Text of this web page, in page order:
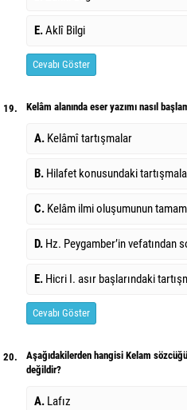
E.Aklî Bilgi
Cevabı Göster
19. Kelâm alanında eser yazımı nasıl
A. Kelâmî tartışmalar
B. Hilafet konusundaki
C. Kelâm ilmi oluşumunun
D. Hz. Peygamber’in vefatından
E. Hicri I. asır başlarındaki
Cevabı Göster
20.
Aşağıdakilerden hangisi Kelam
değildir?
A. Lafız